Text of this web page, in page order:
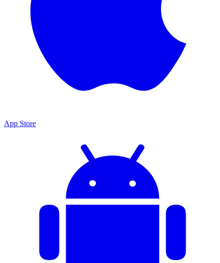
App Store